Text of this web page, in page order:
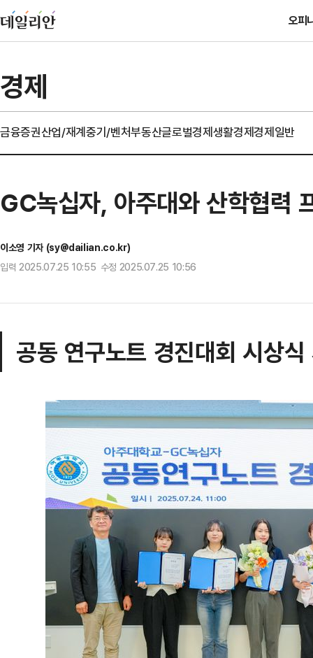
오피
경제
금융증권산업/재계중기/벤처부동산글로벌경제생활경제경제일반
GC녹십자, 아주대와 산학협력
이소영 기자 (sy@dailian.co.kr)
입력 2025.07.25 10:55 수정 2025.07.25 10:56
공동 연구노트 경진대회 시상식